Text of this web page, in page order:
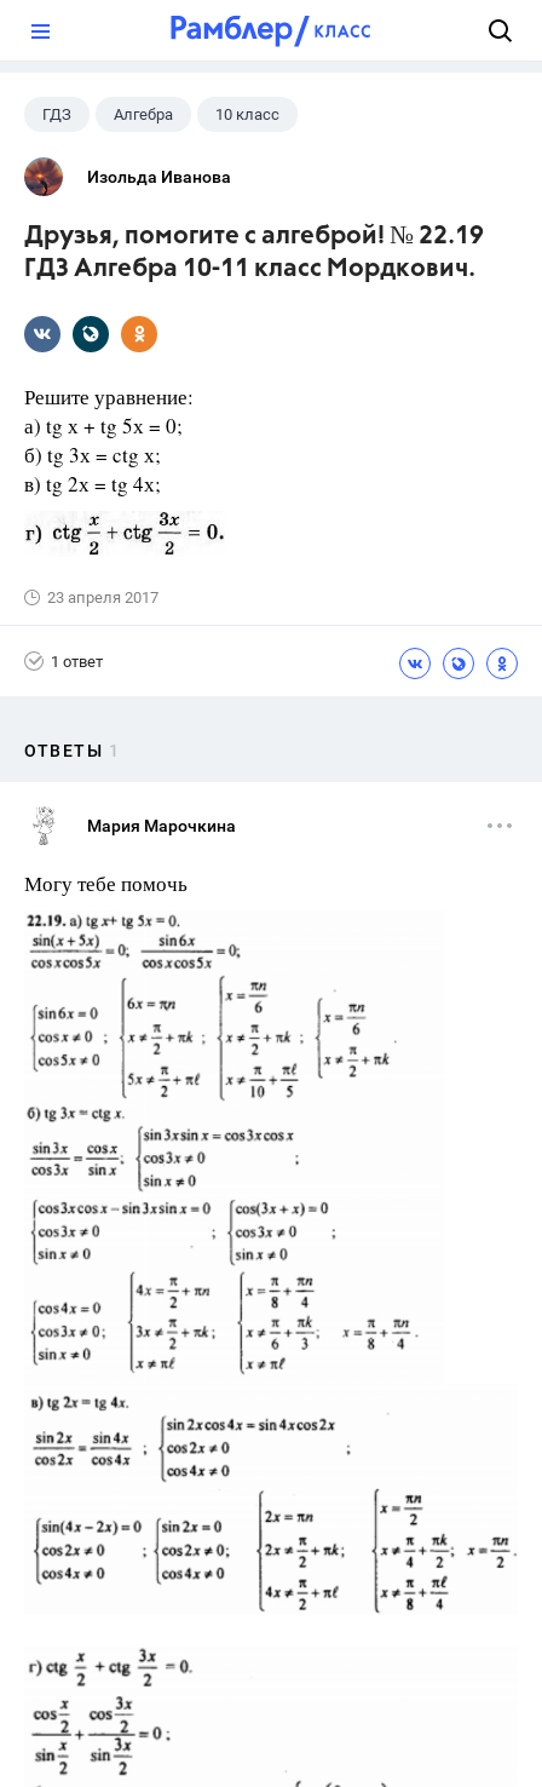
ГДЗ Алгебра 10 класс
11 класс
Изольда Иванова
Друзья, помогите с алгеброй! № 22.19
ГДЗ Алгебра 10-11 класс Мордкович.
Решите уравнение:
а) tg х + tg 5х = 0;
б) tg 3х = ctg х;
в) tg 2х = tg 4х;
23 апреля 2017
1 ответ
ОТВЕТЫ 1
Мария Марочкина
Могу тебе помочь